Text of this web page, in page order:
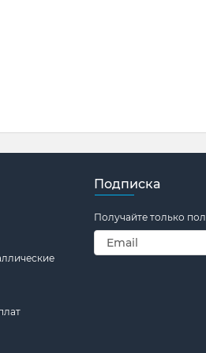
Подписка
Получайте только